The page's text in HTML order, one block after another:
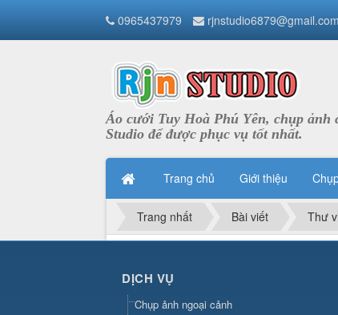
0965437979 rjnstudio6879@gmail.com
Áo cưới Tuy Hoà Phú Yên, chụp ảnh
Studio để được phục vụ tốt nhất.
Trang chủ Giới thiệu
Trang nhất Bài viết Thư
DỊCH VỤ
Chụp ảnh ngoại cảnh